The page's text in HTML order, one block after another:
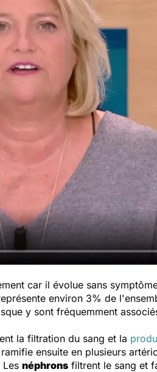
car il évolue sans
environ 3% de
y sont fréquemment
la filtration du sang et la
ensuite en plusieurs
néphrons filtrent le sang et